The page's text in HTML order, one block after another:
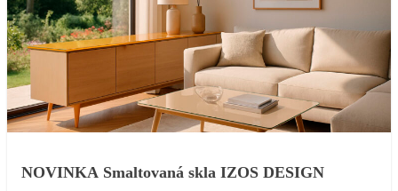
NOVINKA Smaltovaná skla IZOS DESIGN